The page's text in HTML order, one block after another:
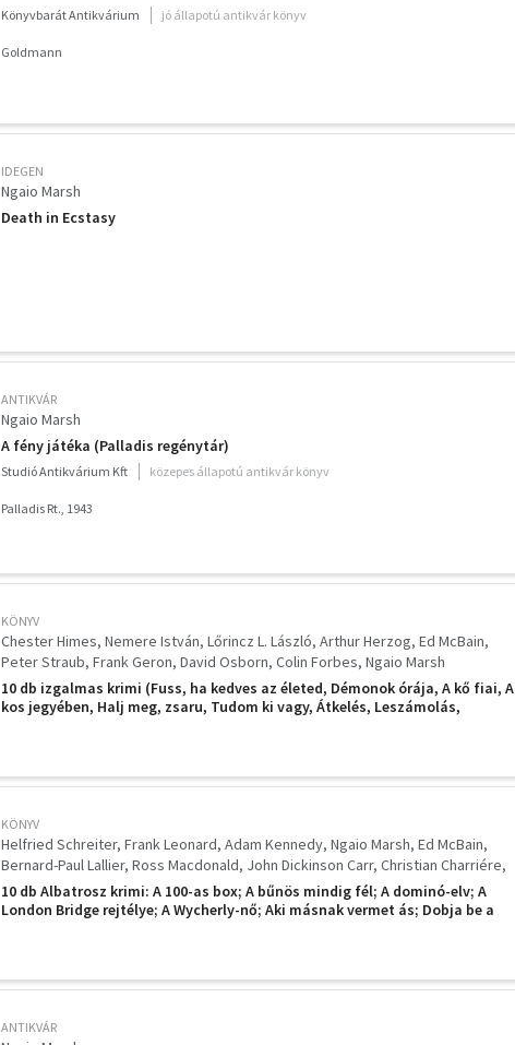
Könyvbarát Antikvárium jó állapotú antikvár könyv
Goldmann
IDEGEN
Ngaio Marsh
Death in Ecstasy
ANTIKVÁR
Ngaio Marsh
A fény játéka (Palladis regénytár)
Studió Antikvárium Kft közepes állapotú antikvár könyv
Palladis Rt., 1943
KÖNYV
Chester Himes Nemere István Lőrincz L. László Arthur Herzog Ed McBain
Peter Straub Frank Geron David Osborn Colin Forbes Ngaio Marsh
10 db izgalmas krimi (Fuss, ha kedves az életed, Démonok órája, A kő fiai, A
kos jegyében, Halj meg, zsaru, Tudom ki vagy, Átkelés, Leszámolás,
KÖNYV
Helfried Schreiter Frank Leonard Adam Kennedy Ngaio Marsh Ed McBain
Bernard-Paul Lallier Ross Macdonald John Dickinson Carr Christian Charriére
James Hadley Chase
10 db Albatrosz krimi: A 100-as box; A bűnös mindig fél; A dominó-elv; A
London Bridge rejtélye; A Wycherly-nő; Aki másnak vermet ás; Dobja be a
ANTIKVÁR